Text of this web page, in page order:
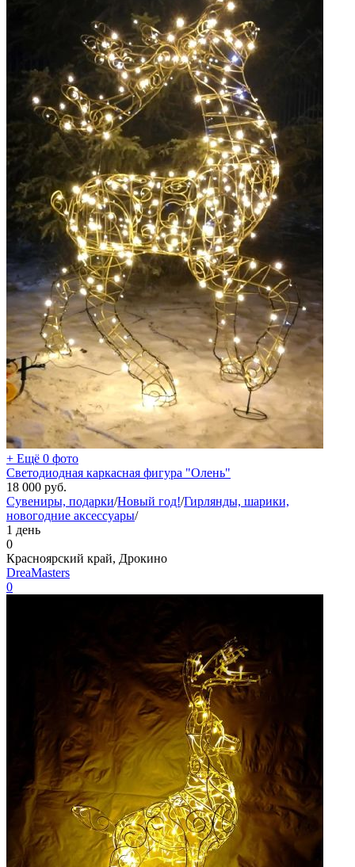
+ Ещё 0 фото
Светодиодная каркасная фигура "Олень"
18 000 руб.
Сувениры, подарки/Новый год!/Гирлянды, шарики,
новогодние аксессуары/
1 день
0
Красноярский край, Дрокино
DreaMasters
0